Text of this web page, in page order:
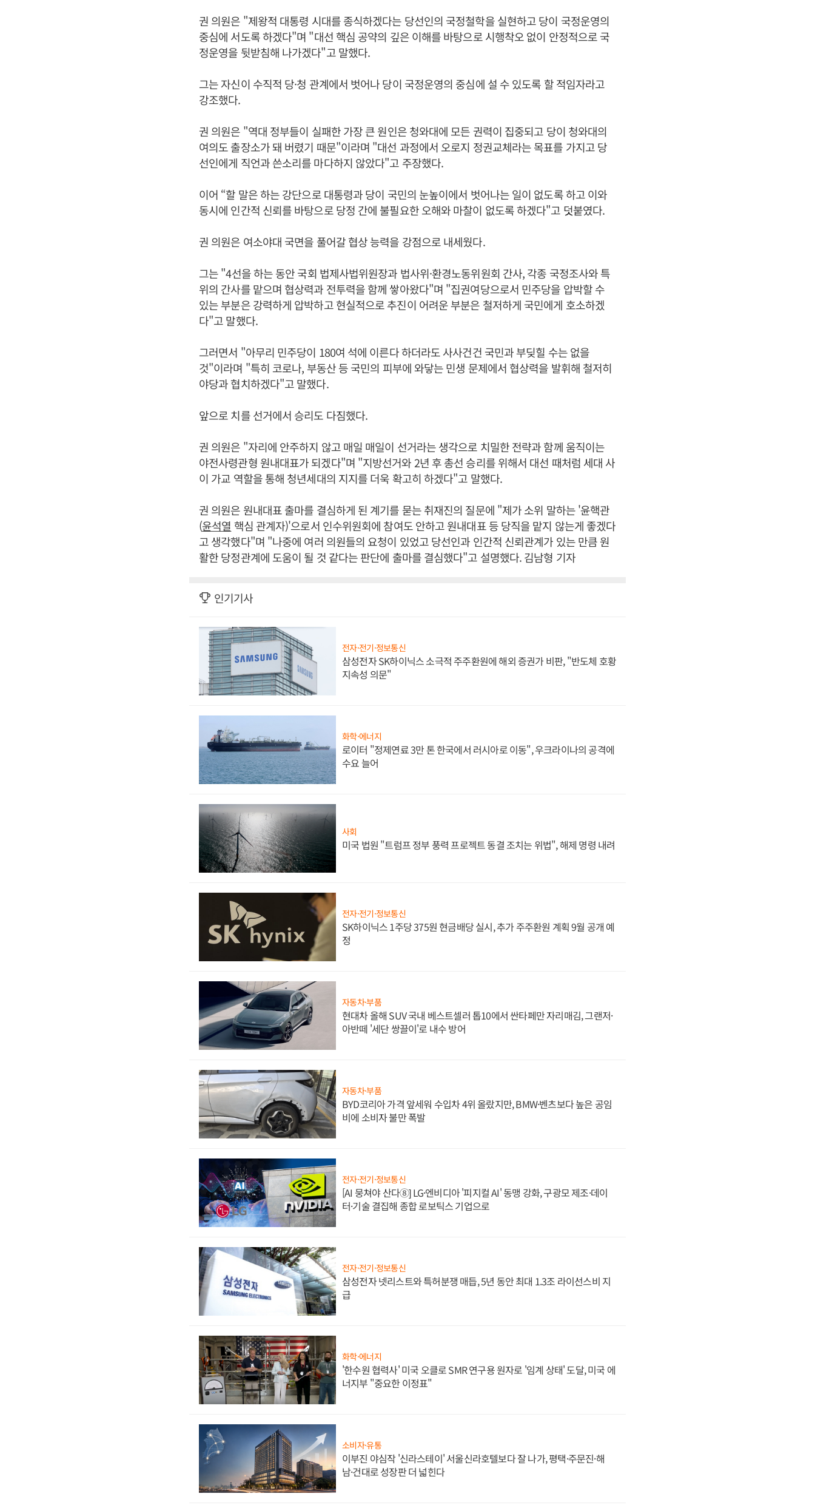
권 의원은 "제왕적 대통령 시대를 종식하겠다는 당선인의 국정철학을 실현하고 당이 국정운영의
중심에 서도록 하겠다"며 "대선 핵심 공약의 깊은 이해를 바탕으로 시행착오 없이 안정적으로 국
정운영을 뒷받침해 나가겠다"고 말했다.
그는 자신이 수직적 당·청 관계에서 벗어나 당이 국정운영의 중심에 설 수 있도록 할 적임자라고
강조했다.
권 의원은 "역대 정부들이 실패한 가장 큰 원인은 청와대에 모든 권력이 집중되고 당이 청와대의
여의도 출장소가 돼 버렸기 때문"이라며 "대선 과정에서 오로지 정권교체라는 목표를 가지고 당
선인에게 직언과 쓴소리를 마다하지 않았다"고 주장했다.
이어 “할 말은 하는 강단으로 대통령과 당이 국민의 눈높이에서 벗어나는 일이 없도록 하고 이와
동시에 인간적 신뢰를 바탕으로 당정 간에 불필요한 오해와 마찰이 없도록 하겠다"고 덧붙였다.
권 의원은 여소야대 국면을 풀어갈 협상 능력을 강점으로 내세웠다.
그는 "4선을 하는 동안 국회 법제사법위원장과 법사위·환경노동위원회 간사, 각종 국정조사와 특
위의 간사를 맡으며 협상력과 전투력을 함께 쌓아왔다"며 "집권여당으로서 민주당을 압박할 수
있는 부분은 강력하게 압박하고 현실적으로 추진이 어려운 부분은 철저하게 국민에게 호소하겠
다"고 말했다.
그러면서 "아무리 민주당이 180여 석에 이른다 하더라도 사사건건 국민과 부딪힐 수는 없을
것"이라며 "특히 코로나, 부동산 등 국민의 피부에 와닿는 민생 문제에서 협상력을 발휘해 철저히
야당과 협치하겠다"고 말했다.
앞으로 치를 선거에서 승리도 다짐했다.
권 의원은 "자리에 안주하지 않고 매일 매일이 선거라는 생각으로 치밀한 전략과 함께 움직이는
야전사령관형 원내대표가 되겠다"며 "지방선거와 2년 후 총선 승리를 위해서 대선 때처럼 세대 사
이 가교 역할을 통해 청년세대의 지지를 더욱 확고히 하겠다"고 말했다.
권 의원은 원내대표 출마를 결심하게 된 계기를 묻는 취재진의 질문에 "제가 소위 말하는 '윤핵관
(윤석열 핵심 관계자)'으로서 인수위원회에 참여도 안하고 원내대표 등 당직을 맡지 않는게 좋겠다
고 생각했다"며 "나중에 여러 의원들의 요청이 있었고 당선인과 인간적 신뢰관계가 있는 만큼 원
활한 당정관계에 도움이 될 것 같다는 판단에 출마를 결심했다"고 설명했다. 김남형 기자
인기기사
전자·전기·정보통신
삼성전자 SK하이닉스 소극적 주주환원에 해외 증권가 비판, "반도체 호황
지속성 의문"
화학·에너지
로이터 "정제연료 3만 톤 한국에서 러시아로 이동", 우크라이나의 공격에
수요 늘어
사회
미국 법원 "트럼프 정부 풍력 프로젝트 동결 조치는 위법", 해제 명령 내려
전자·전기·정보통신
SK하이닉스 1주당 375원 현금배당 실시, 추가 주주환원 계획 9월 공개 예
정
자동차·부품
현대차 올해 SUV 국내 베스트셀러 톱10에서 싼타페만 자리매김, 그랜저·
아반떼 '세단 쌍끌이'로 내수 방어
자동차·부품
BYD코리아 가격 앞세워 수입차 4위 올랐지만, BMW·벤츠보다 높은 공임
비에 소비자 불만 폭발
전자·전기·정보통신
[AI 뭉쳐야 산다⑧] LG·엔비디아 '피지컬 AI' 동맹 강화, 구광모 제조·데이
터·기술 결집해 종합 로보틱스 기업으로
전자·전기·정보통신
삼성전자 넷리스트와 특허분쟁 매듭, 5년 동안 최대 1.3조 라이선스비 지
급
화학·에너지
'한수원 협력사' 미국 오클로 SMR 연구용 원자로 '임계 상태' 도달, 미국 에
너지부 "중요한 이정표"
소비자·유통
이부진 야심작 '신라스테이' 서울신라호텔보다 잘 나가, 평택·주문진·해
남·건대로 성장판 더 넓힌다